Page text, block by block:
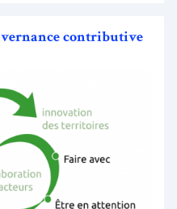
contributive